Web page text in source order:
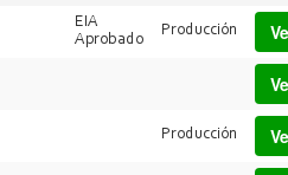
EIA
Aprobado
Producción
Producción